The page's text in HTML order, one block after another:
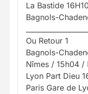
La Bastide
Bagnols-
Ou Retour 1
Bagnols-
Nîmes / 15h04 /
Lyon Part Dieu
Paris Gare de